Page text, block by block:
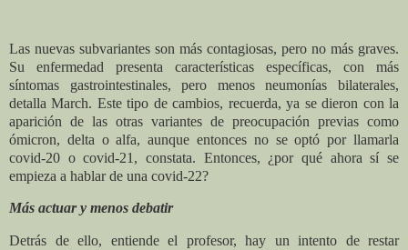
Las nuevas subvariantes son más contagiosas, pero no más graves.
Su enfermedad presenta características específicas, con más
síntomas gastrointestinales, pero menos neumonías bilaterales,
detalla March. Este tipo de cambios, recuerda, ya se dieron con la
aparición de las otras variantes de preocupación previas como
ómicron, delta o alfa, aunque entonces no se optó por llamarla
covid-20 o covid-21, constata. Entonces, ¿por qué ahora sí se
empieza a hablar de una covid-22?
Más actuar y menos debatir
Detrás de ello, entiende el profesor, hay un intento de restar